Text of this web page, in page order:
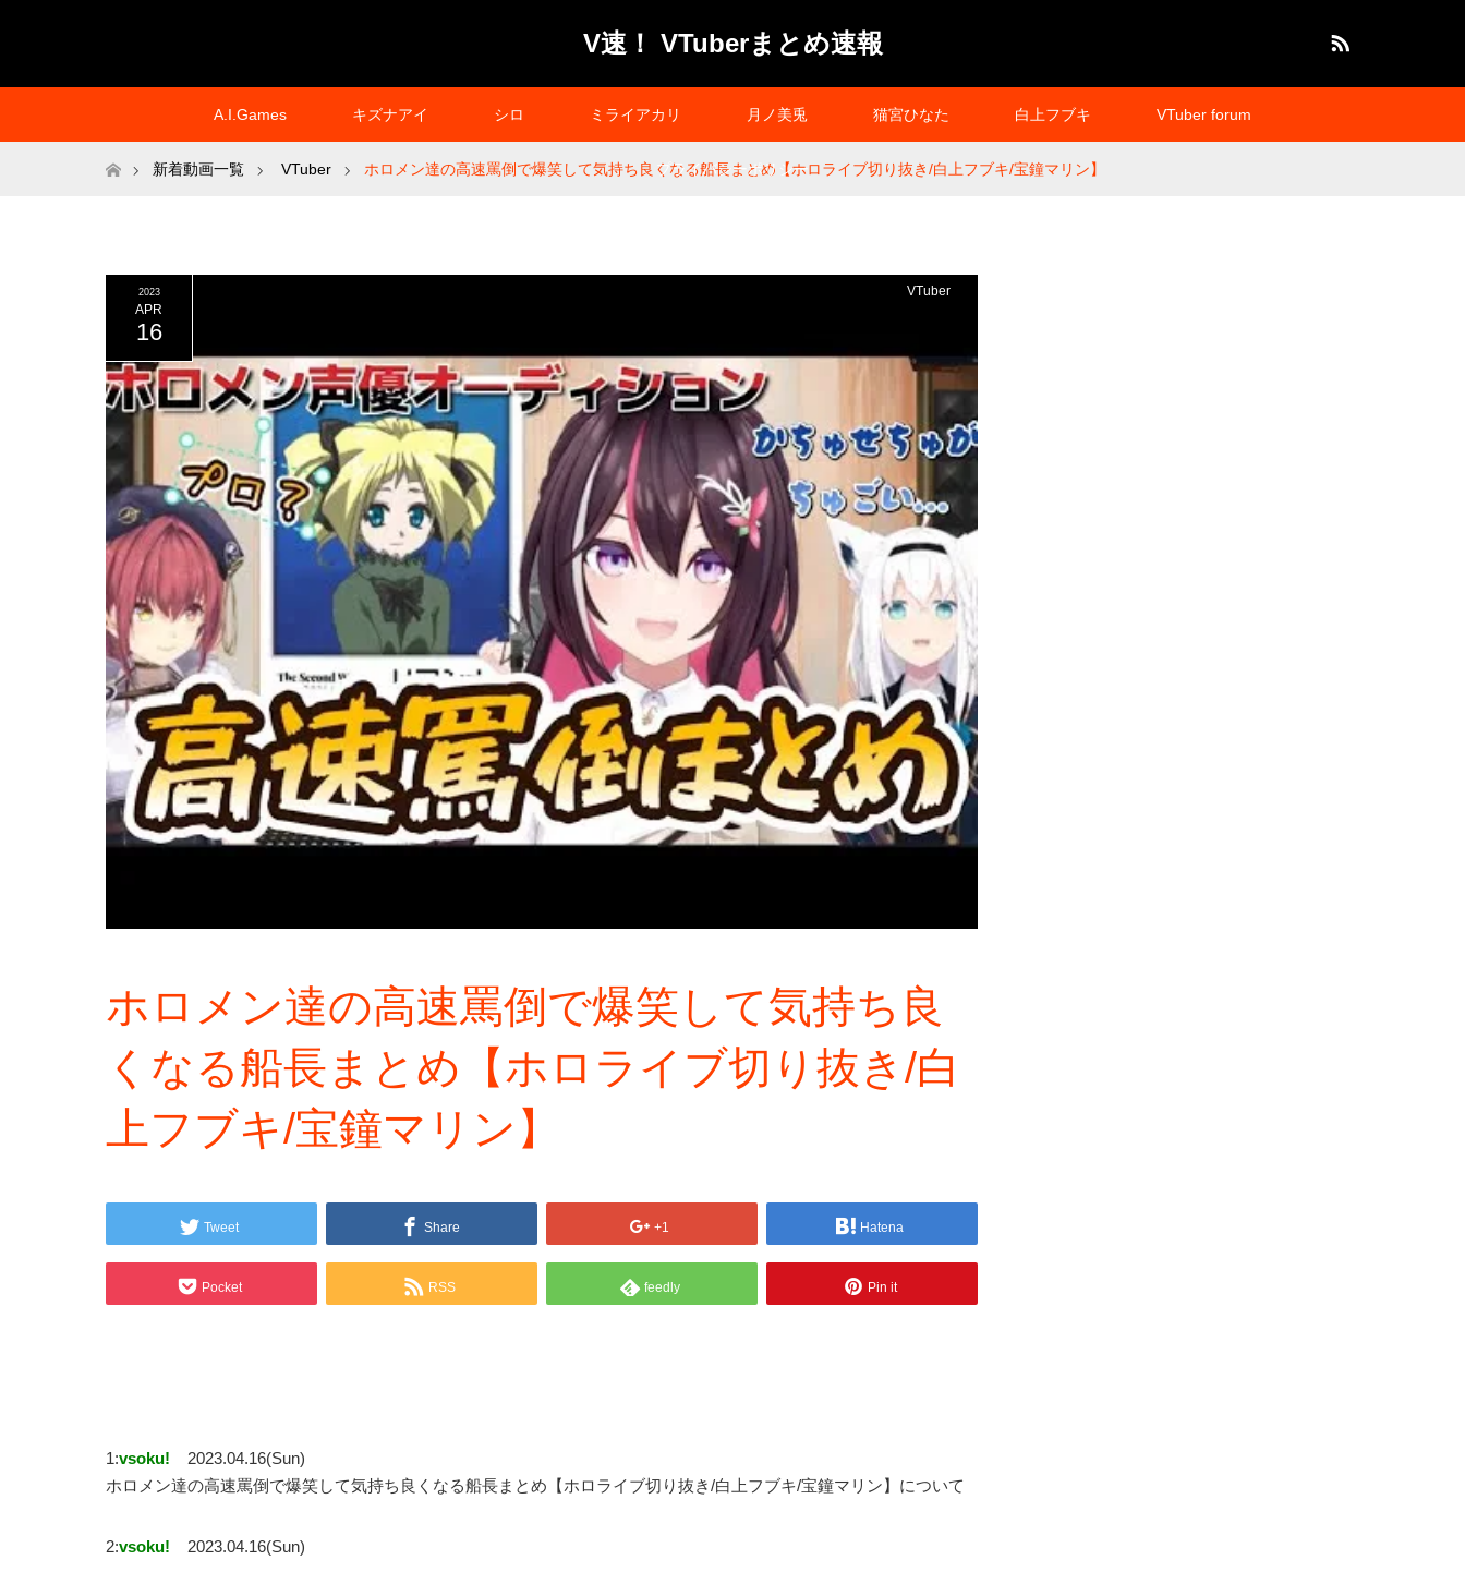
V速！ VTuberまとめ速報
A.I.Games キズナアイ シロ ミライアカリ 月ノ美兎 猫宮ひなた 白上フブキ VTuber forum
プライバシーポリシー
ホーム新着動画一覧 VTuber ホロメン達の高速罵倒で爆笑して気持ち良くなる船長まとめ【ホロライブ切り抜き/白上フブキ/宝鐘マリン】
2023
APR
16
VTuber
ホロメン達の高速罵倒で爆笑して気持ち良
くなる船長まとめ【ホロライブ切り抜き/白
上フブキ/宝鐘マリン】
Tweet Share +1 Hatena
Pocket RSS feedly Pin it
1:vsoku!
2023.04.16(Sun)
ホロメン達の高速罵倒で爆笑して気持ち良くなる船長まとめ【ホロライブ切り抜き/白上フブキ/宝鐘マリン】について
2:vsoku! 2023.04.16(Sun)